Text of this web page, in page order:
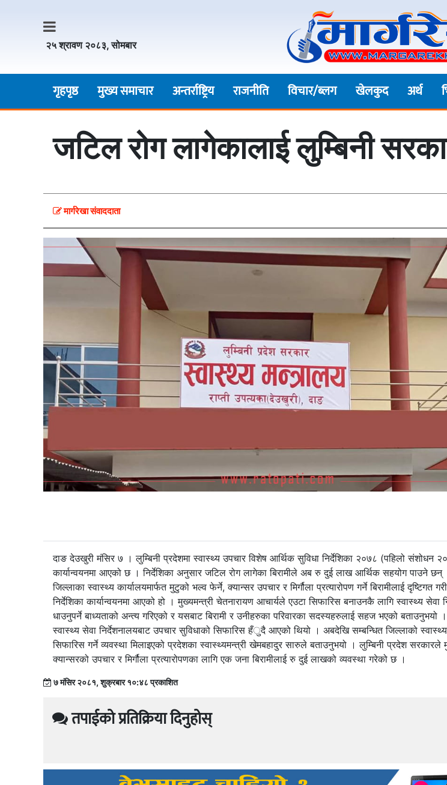
२५ श्रावण २०८३, सोमबार
गृहपृष्ठ मुख्य समाचार अन्तर्राष्ट्रिय राजनीति विचार/ब्लग खेलकुद अर्थ
जटिल रोग लागेकालाई लुम्बिनी
मार्गरेखा संवाददाता
दाङ देउखुरी मंसिर ७ । लुम्बिनी प्रदेशमा स्वास्थ्य उपचार विशेष आर्थिक सुविधा निर्देशिका २०७८ (पहिलो संशोधन
कार्यान्वयनमा आएको छ । निर्देशिका अनुसार जटिल रोग लागेका बिरामीले अब रु दुई लाख आर्थिक सहयोग पाउने
जिल्लाका स्वास्थ्य कार्यालयमार्फत मुटुको भल्व फेर्ने, क्यान्सर उपचार र मिर्गौला प्रत्यारोपण गर्ने बिरामीलाई दृष्टिगत
निर्देशिका कार्यान्वयनमा आएको हो । मुख्यमन्त्री चेतनारायण आचार्यले एउटा सिफारिस बनाउनकै लागि स्वास्थ्य सेवा
धाउनुपर्ने बाध्यताको अन्त्य गरिएको र यसबाट बिरामी र उनीहरुका परिवारका सदस्यहरुलाई सहज भएको
स्वास्थ्य सेवा निर्देशनालयबाट उपचार सुविधाको सिफारिस हँुदै आएको थियो । अबदेखि सम्बन्धित जिल्लाको स्वास्थ्य
सिफारिस गर्ने व्यवस्था मिलाइएको प्रदेशका स्वास्थ्यमन्त्री खेमबहादुर सारुले बताउनुभयो । लुम्बिनी प्रदेश सरकारले
क्यान्सरको उपचार र मिर्गौला प्रत्यारोपणका लागि एक जना बिरामीलाई रु दुई लाखको व्यवस्था गरेको छ ।
७ मंसिर २०८१, शुक्रबार १०:४८ प्रकाशित
तपाईको प्रतिक्रिया दिनुहोस्